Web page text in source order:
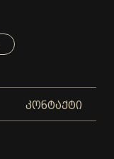
ᲙᲝᲜᲢᲐᲥᲢᲘ